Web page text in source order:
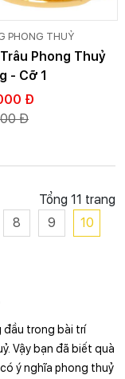
PHONG THUỶ
Phong Thuỷ
- Cỡ 1
Đ
Đ
Tổng 11 trang
8 9
10
trong bài trí
Vậy bạn đã biết quà
ý nghĩa phong thuỷ